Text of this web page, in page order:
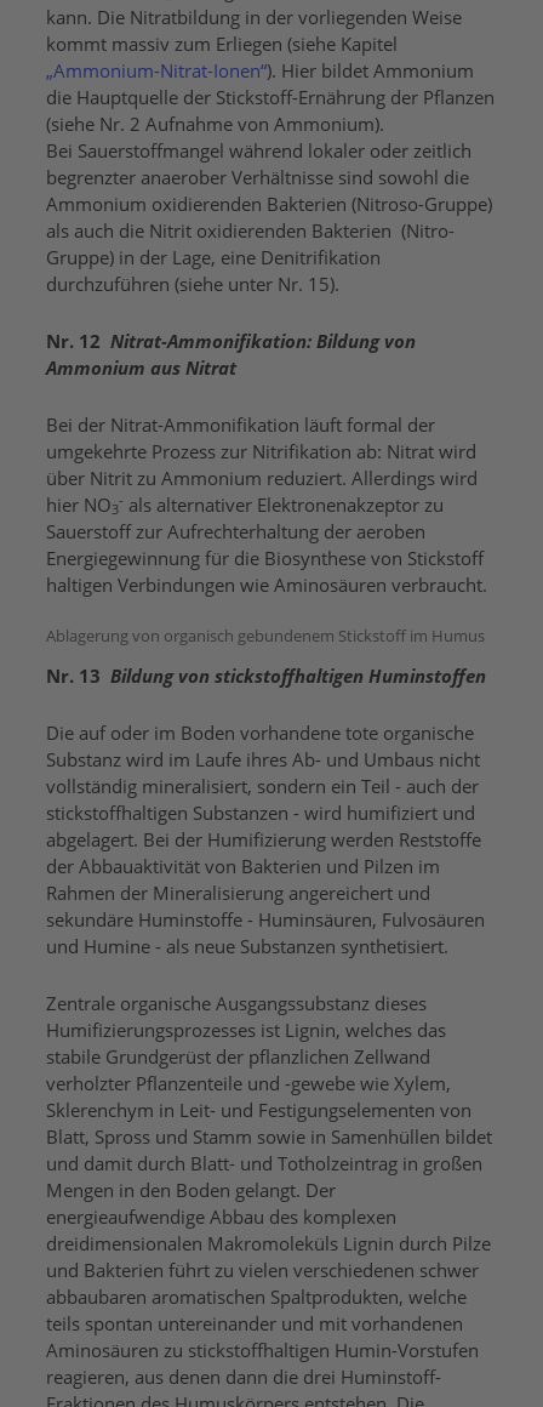
kann. Die Nitratbildung in der vorliegenden Weise
kommt massiv zum Erliegen (siehe Kapitel
„Ammonium-Nitrat-Ionen“). Hier bildet Ammonium
die Hauptquelle der Stickstoff-Ernährung der Pflanzen
(siehe Nr. 2 Aufnahme von Ammonium).
Bei Sauerstoffmangel während lokaler oder zeitlich
begrenzter anaerober Verhältnisse sind sowohl die
Ammonium oxidierenden Bakterien (Nitroso-Gruppe)
als auch die Nitrit oxidierenden Bakterien (Nitro-
Gruppe) in der Lage, eine Denitrifikation
durchzuführen (siehe unter Nr. 15).
Nr. 12 Nitrat-Ammonifikation: Bildung von
Ammonium aus Nitrat
Bei der Nitrat-Ammonifikation läuft formal der
umgekehrte Prozess zur Nitrifikation ab: Nitrat wird
über Nitrit zu Ammonium reduziert. Allerdings wird
hier NO3
- als alternativer Elektronenakzeptor zu
Sauerstoff zur Aufrechterhaltung der aeroben
Energiegewinnung für die Biosynthese von Stickstoff
haltigen Verbindungen wie Aminosäuren verbraucht.
Ablagerung von organisch gebundenem Stickstoff im Humus
Nr. 13 Bildung von stickstoffhaltigen Huminstoffen
Die auf oder im Boden vorhandene tote organische
Substanz wird im Laufe ihres Ab- und Umbaus nicht
vollständig mineralisiert, sondern ein Teil - auch der
stickstoffhaltigen Substanzen - wird humifiziert und
abgelagert. Bei der Humifizierung werden Reststoffe
der Abbauaktivität von Bakterien und Pilzen im
Rahmen der Mineralisierung angereichert und
sekundäre Huminstoffe - Huminsäuren, Fulvosäuren
und Humine - als neue Substanzen synthetisiert.
Zentrale organische Ausgangssubstanz dieses
Humifizierungsprozesses ist Lignin, welches das
stabile Grundgerüst der pflanzlichen Zellwand
verholzter Pflanzenteile und -gewebe wie Xylem,
Sklerenchym in Leit- und Festigungselementen von
Blatt, Spross und Stamm sowie in Samenhüllen bildet
und damit durch Blatt- und Totholzeintrag in großen
Mengen in den Boden gelangt. Der
energieaufwendige Abbau des komplexen
dreidimensionalen Makromoleküls Lignin durch Pilze
und Bakterien führt zu vielen verschiedenen schwer
abbaubaren aromatischen Spaltprodukten, welche
teils spontan untereinander und mit vorhandenen
Aminosäuren zu stickstoffhaltigen Humin-Vorstufen
reagieren, aus denen dann die drei Huminstoff-